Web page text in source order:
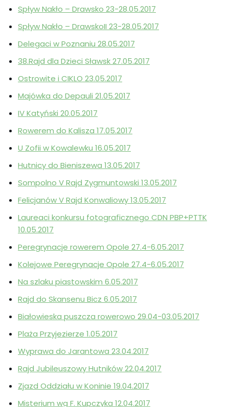
Spływ Nakło – Drawsko 23-28.05.2017
Spływ Nakło – DrawskoII 23-28.05.2017
Delegaci w Poznaniu 28.05.2017
38.Rajd dla Dzieci Sławsk 27.05.2017
Ostrowite i CIKLO 23.05.2017
Majówka do Depauli 21.05.2017
IV Katyński 20.05.2017
Rowerem do Kalisza 17.05.2017
U Zofii w Kowalewku 16.05.2017
Hutnicy do Bieniszewa 13.05.2017
Sompolno V Rajd Zygmuntowski 13.05.2017
Felicjanów V Rajd Konwaliowy 13.05.2017
Laureaci konkursu fotograficznego CDN PBP+PTTK
10.05.2017
Peregrynacje rowerem Opole 27.4-6.05.2017
Kolejowe Peregrynacje Opole 27.4-6.05.2017
Na szlaku piastowskim 6.05.2017
Rajd do Skansenu Bicz 6.05.2017
Białowieska puszcza rowerowo 29.04-03.05.2017
Plaża Przyjezierze 1.05.2017
Wyprawa do Jarantowa 23.04.2017
Rajd Jubileuszowy Hutników 22.04.2017
Zjazd Oddziału w Koninie 19.04.2017
Misterium wg F. Kupczyka 12.04.2017